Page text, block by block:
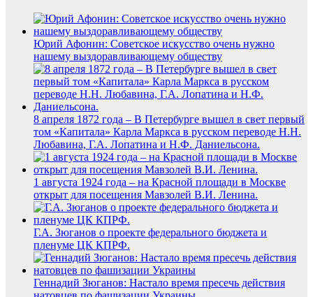
Юрий Афонин: Советское искусство очень нужно
нашему выздоравливающему обществу
8 апреля 1872 года – В Петербурге вышел в свет первый
том «Капитала» Карла Маркса в русском переводе Н.Н.
Любавина, Г.А. Лопатина и Н.Ф. Даниельсона.
1 августа 1924 года – на Красной площади в Москве
открыт для посещения Мавзолей В.И. Ленина.
Г.А. Зюганов о проекте федерального бюджета и
пленуме ЦК КПРФ.
Геннадий Зюганов: Настало время пресечь действия